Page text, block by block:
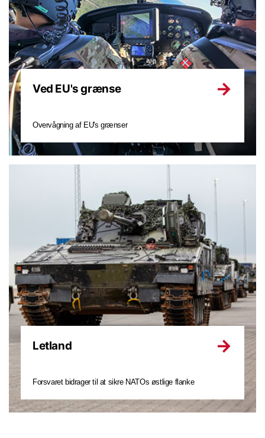
Ved EU's grænse
Overvågning af EU's grænser
Letland
Forsvaret bidrager til at sikre NATOs østlige flanke